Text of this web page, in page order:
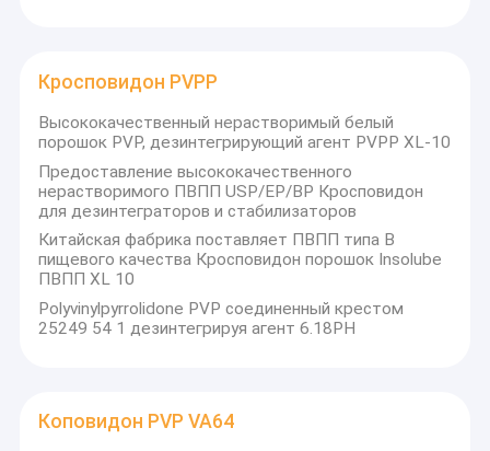
Кросповидон PVPP
Высококачественный нерастворимый белый
порошок PVP, дезинтегрирующий агент PVPP XL-10
Предоставление высококачественного
нерастворимого ПВПП USP/EP/BP Кросповидон
для дезинтеграторов и стабилизаторов
Китайская фабрика поставляет ПВПП типа В
пищевого качества Кросповидон порошок Insolube
ПВПП XL 10
Polyvinylpyrrolidone PVP соединенный крестом
25249 54 1 дезинтегрируя агент 6.18PH
Коповидон PVP VA64